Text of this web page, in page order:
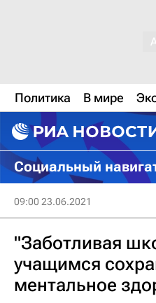
Политика В мире
Социальный
09:00 23.06.2021
"Заботливая
учащимся
ментальное